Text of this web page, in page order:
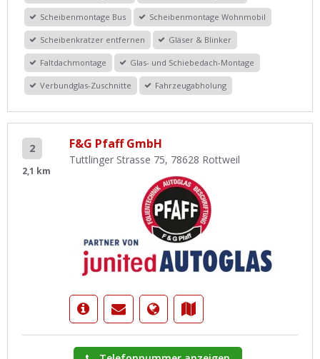
Scheibenmontage Bus Scheibenmontage Wohnmobil
Scheibenkratzer entfernen Gläser & Blinker
Faltdachmontage Glas- und Schiebedach-Montage
Verbundglas-Zuschnitte Fahrzeugabholung
2
2,1 km
F&G Pfaff GmbH
Tuttlinger Strasse 75, 78628 Rottweil